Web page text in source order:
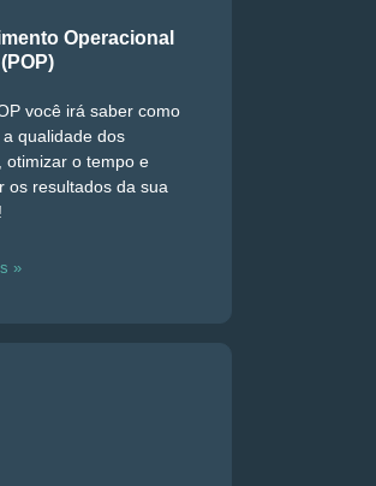
Operacional
você irá saber como
qualidade dos
otimizar o tempo e
os resultados da sua
»